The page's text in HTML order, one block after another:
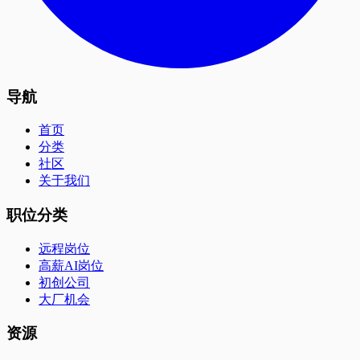
导航
首页
分类
社区
关于我们
职位分类
远程岗位
高薪AI岗位
初创公司
大厂机会
资源